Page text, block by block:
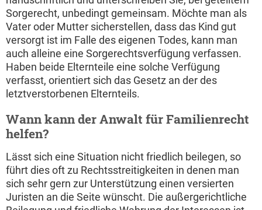
Sorgerecht, unbedingt gemeinsam. Möchte man als
Vater oder Mutter sicherstellen, dass das Kind gut
versorgt ist im Falle des eigenen Todes, kann man
auch alleine eine Sorgerechtsverfügung verfassen.
Haben beide Elternteile eine solche Verfügung
verfasst, orientiert sich das Gesetz an der des
letztverstorbenen Elternteils.
Wann kann der Anwalt für Familienrecht
helfen?
Lässt sich eine Situation nicht friedlich beilegen, so
führt dies oft zu Rechtsstreitigkeiten in denen man
sich sehr gern zur Unterstützung einen versierten
Juristen an die Seite wünscht. Die außergerichtliche